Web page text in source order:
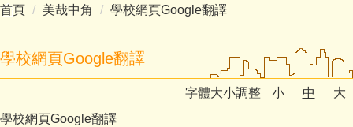
首頁 美哉中角 學校網頁Google翻譯
學校網頁Google翻譯
字體大小調整 小 中
大
學校網頁Google翻譯